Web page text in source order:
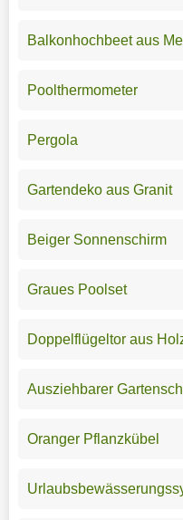
Balkonhochbeet aus
Poolthermometer
Pergola
Gartendeko aus Granit
Beiger Sonnenschirm
Graues Poolset
Doppelflügeltor aus
Ausziehbarer
Oranger Pflanzkübel